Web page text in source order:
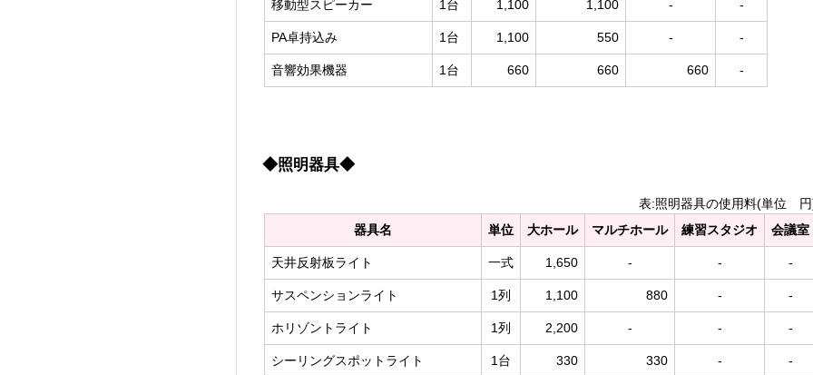
移動型スピーカー 1台 1,100 1,100 - -
PA卓持込み 1台 1,100 550 - -
音響効果機器 1台 660 660 660 -
◆照明器具◆
表:照明器具の使用料(単位
器具名
単位 大ホール マルチホール 練習スタジオ 会議室
天井反射板ライト 一式 1,650 - - -
サスペンションライト 1列 1,100 880 - -
ホリゾントライト 1列 2,200 - - -
シーリングスポットライト 1台 330 330 - -